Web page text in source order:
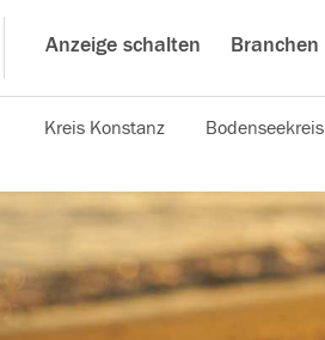
Anzeige schalten Branchen
Kreis Konstanz Bodenseekreis